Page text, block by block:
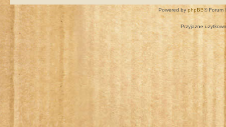
Powered by phpBB® Forum
Przyjazne